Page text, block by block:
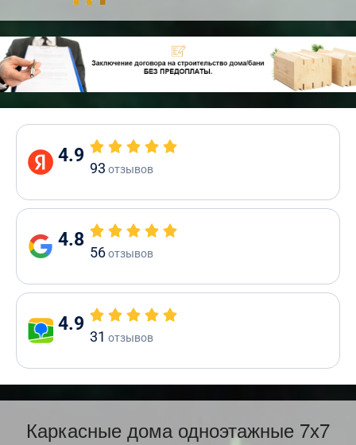
4.9
93 отзывов
4.8
56отзывов
4.9
31 отзывов
Каркасные дома одноэтажные 7х7